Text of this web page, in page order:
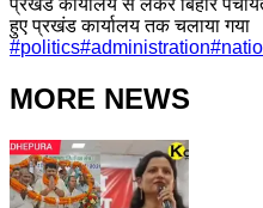
हुए प्रखंड कार्यालय तक चलाया गया
#politics#administration#
MORE NEWS